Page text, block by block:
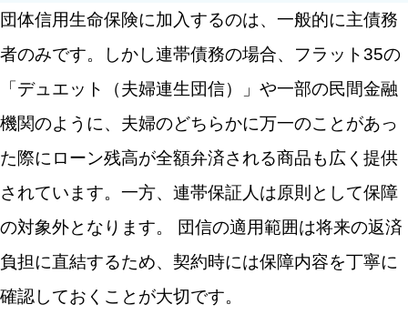
団体信用生命保険に加入するのは、一般的に主債務
者のみです。しかし連帯債務の場合、フラット35の
「デュエット（夫婦連生団信）」や一部の民間金融
機関のように、夫婦のどちらかに万一のことがあっ
た際にローン残高が全額弁済される商品も広く提供
されています。一方、連帯保証人は原則として保障
の対象外となります。
団信の適用範囲は将来の返済
負担に直結するため、契約時には保障内容を丁寧に
確認しておくことが大切です。